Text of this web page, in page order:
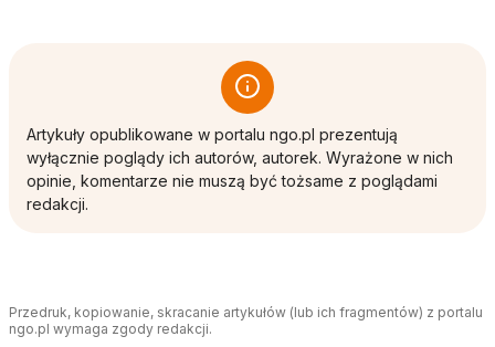
Artykuły opublikowane w portalu ngo.pl prezentują
wyłącznie poglądy ich autorów, autorek. Wyrażone w nich
opinie, komentarze nie muszą być tożsame z poglądami
redakcji.
Przedruk, kopiowanie, skracanie artykułów (lub ich fragmentów) z portalu
ngo.pl wymaga zgody redakcji.